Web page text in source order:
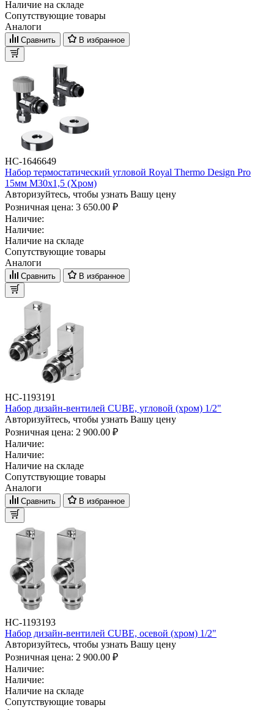
Наличие на складе
Сопутствующие товары
Аналоги
Сравнить В избранное
НС-1646649
Набор термостатический угловой Royal Thermo Design Pro
15мм М30х1,5 (Хром)
Авторизуйтесь, чтобы узнать Вашу цену
Розничная цена: 3 650.00 ₽
Наличие:
Наличие:
Наличие на складе
Сопутствующие товары
Аналоги
Сравнить В избранное
НС-1193191
Набор дизайн-вентилей CUBE, угловой (хром) 1/2"
Авторизуйтесь, чтобы узнать Вашу цену
Розничная цена: 2 900.00 ₽
Наличие:
Наличие:
Наличие на складе
Сопутствующие товары
Аналоги
Сравнить В избранное
НС-1193193
Набор дизайн-вентилей CUBE, осевой (хром) 1/2"
Авторизуйтесь, чтобы узнать Вашу цену
Розничная цена: 2 900.00 ₽
Наличие:
Наличие:
Наличие на складе
Сопутствующие товары